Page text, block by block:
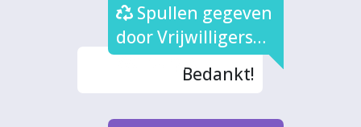
Spullen gegeven
door Vrijwilligers
Walburgis
Bedankt!